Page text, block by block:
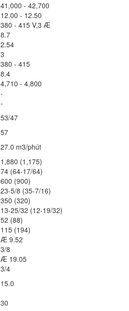
41,000 - 42,700
12.00 - 12.50
380 - 415 V,3 Æ
8.7
2.54
3
380 - 415
8.4
4,710 - 4,800
-
-
53/47
57
27.0 m3/phút
1,880 (1,175)
74 (64-17/64)
600 (900)
23-5/8 (35-7/16)
350 (320)
13-25/32 (12-19/32)
52 (88)
115 (194)
Æ 9.52
3/8
Æ 19.05
3/4
15.0
30